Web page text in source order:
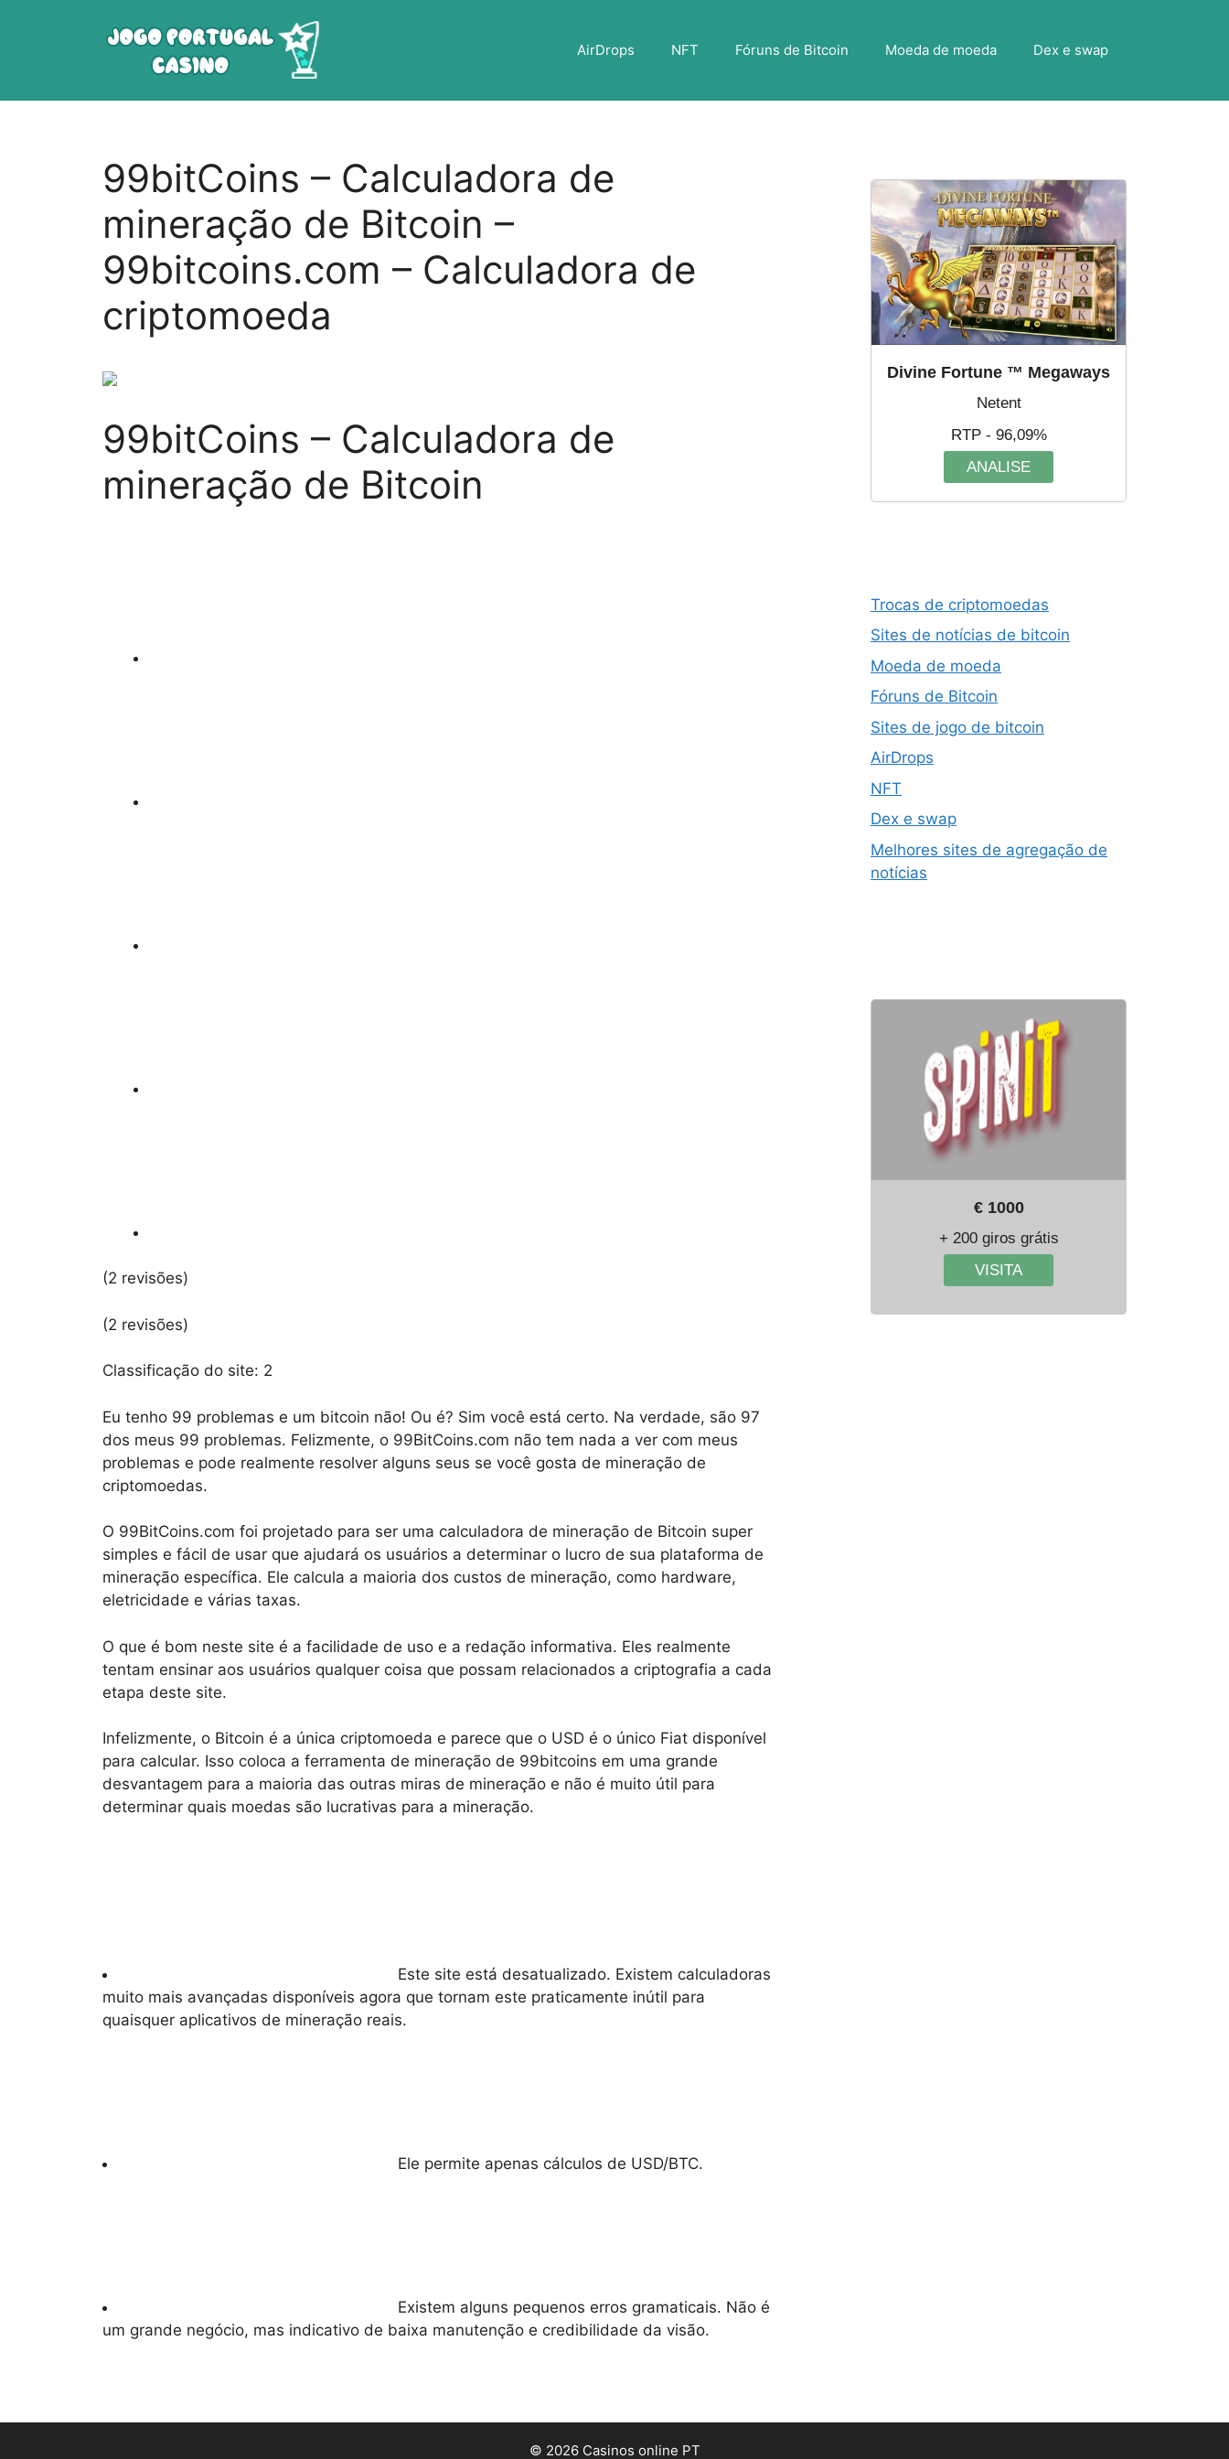
AirDrops NFT Fóruns de Bitcoin Moeda de moeda Dex e swap
99bitCoins – Calculadora de
mineração de Bitcoin –
99bitcoins.com – Calculadora de
criptomoeda
99bitCoins – Calculadora de
mineração de Bitcoin
(2 revisões)
(2 revisões)
Classificação do site: 2
Eu tenho 99 problemas e um bitcoin não! Ou é? Sim você está certo. Na verdade, são 97
dos meus 99 problemas. Felizmente, o 99BitCoins.com não tem nada a ver com meus
problemas e pode realmente resolver alguns seus se você gosta de mineração de
criptomoedas.
O 99BitCoins.com foi projetado para ser uma calculadora de mineração de Bitcoin super
simples e fácil de usar que ajudará os usuários a determinar o lucro de sua plataforma de
mineração específica. Ele calcula a maioria dos custos de mineração, como hardware,
eletricidade e várias taxas.
O que é bom neste site é a facilidade de uso e a redação informativa. Eles realmente
tentam ensinar aos usuários qualquer coisa que possam relacionados a criptografia a cada
etapa deste site.
Infelizmente, o Bitcoin é a única criptomoeda e parece que o USD é o único Fiat disponível
para calcular. Isso coloca a ferramenta de mineração de 99bitcoins em uma grande
desvantagem para a maioria das outras miras de mineração e não é muito útil para
determinar quais moedas são lucrativas para a mineração.
Este site está desatualizado. Existem calculadoras
muito mais avançadas disponíveis agora que tornam este praticamente inútil para
quaisquer aplicativos de mineração reais.
Ele permite apenas cálculos de USD/BTC.
Existem alguns pequenos erros gramaticais. Não é
um grande negócio, mas indicativo de baixa manutenção e credibilidade da visão.
Divine Fortune ™ Megaways
Netent
RTP - 96,09%
ANALISE
Trocas de criptomoedas
Sites de notícias de bitcoin
Moeda de moeda
Fóruns de Bitcoin
Sites de jogo de bitcoin
AirDrops
NFT
Dex e swap
Melhores sites de agregação de
notícias
€ 1000
+ 200 giros grátis
VISITA
© 2026 Casinos online PT